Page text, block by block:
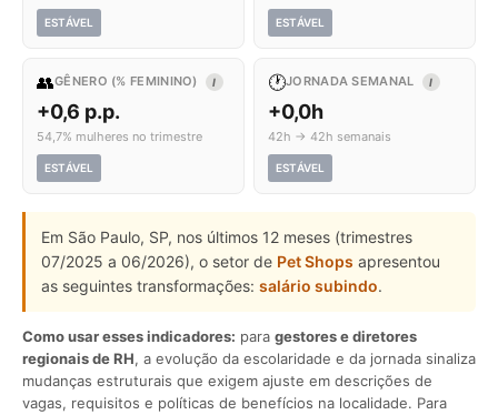
ESTÁVEL ESTÁVEL
👥GÊNERO (% FEMININO) I
+0,6 p.p.
54,7% mulheres no trimestre
ESTÁVEL
🕐JORNADA SEMANAL I
+0,0h
42h → 42h semanais
ESTÁVEL
Em São Paulo, SP, nos últimos 12 meses (trimestres
07/2025 a 06/2026), o setor de Pet Shops apresentou
as seguintes transformações: salário subindo.
Como usar esses indicadores: para gestores e diretores
regionais de RH, a evolução da escolaridade e da jornada sinaliza
mudanças estruturais que exigem ajuste em descrições de
vagas, requisitos e políticas de benefícios na localidade. Para